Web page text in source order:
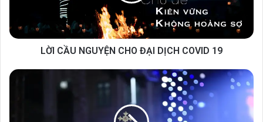
LỜI CẦU NGUYỆN CHO ĐẠI DỊCH COVID 19